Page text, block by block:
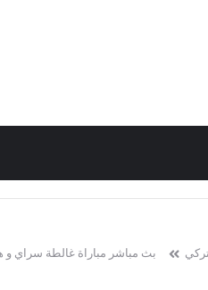
بث مباشر مباراة غالطة سراي و